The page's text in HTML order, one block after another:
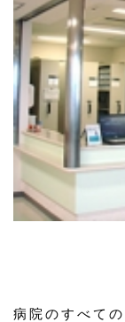
病院のすべて